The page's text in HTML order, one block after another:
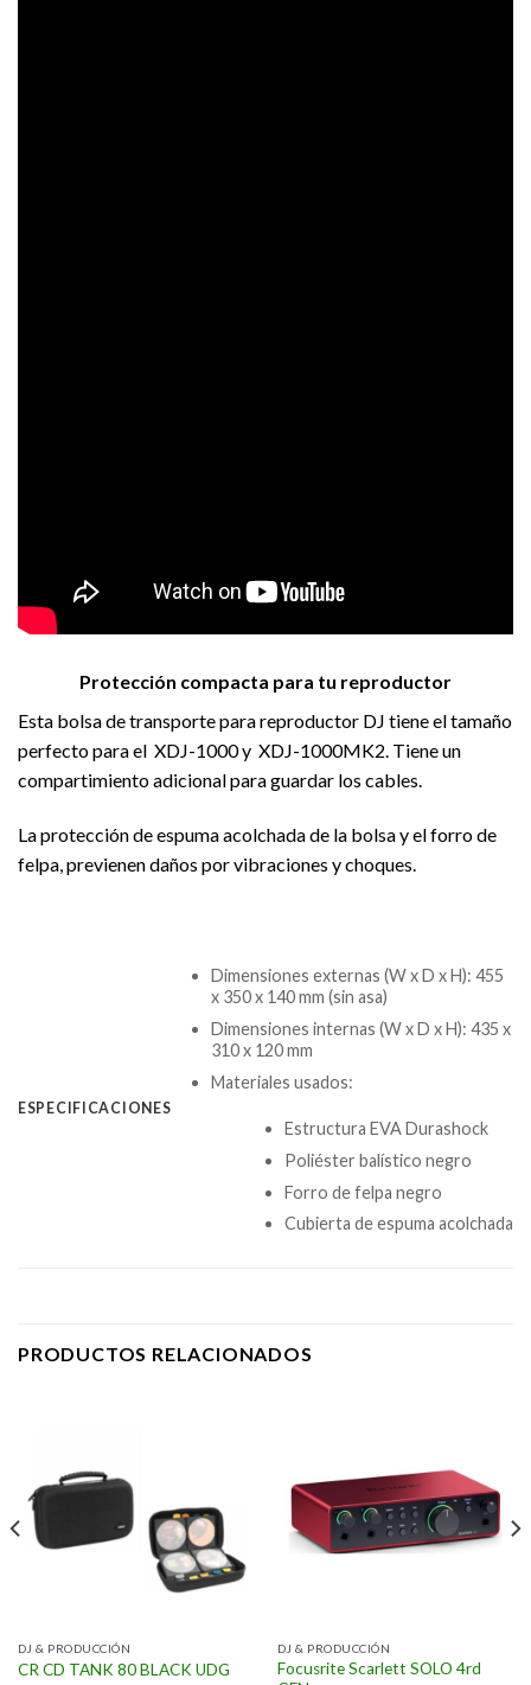
Protección compacta para tu reproductor
Esta bolsa de transporte para reproductor DJ tiene el tamaño
perfecto para el XDJ-1000 y XDJ-1000MK2. Tiene un
compartimiento adicional para guardar los cables.
La protección de espuma acolchada de la bolsa y el forro de
felpa, previenen daños por vibraciones y choques.
ESPECIFICACIONES
Dimensiones externas (W x D x H): 455
x 350 x 140 mm (sin asa)
Dimensiones internas (W x D x H): 435 x
310 x 120 mm
Materiales usados:
Estructura EVA Durashock
Poliéster balístico negro
Forro de felpa negro
Cubierta de espuma acolchada
PRODUCTOS RELACIONADOS
DJ & PRODUCCIÓN
CR CD TANK 80 BLACK UDG
DJ & PRODUCCIÓN
Focusrite Scarlett SOLO 4rd